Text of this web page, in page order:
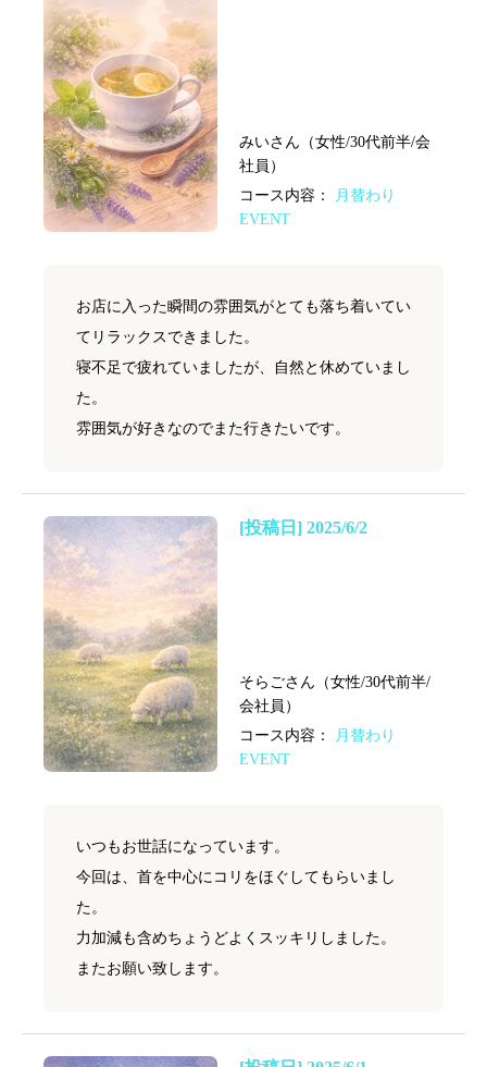
みいさん（女性/30代前半/会
社員）
コース内容：
月替わり
EVENT
お店に入った瞬間の雰囲気がとても落ち着いてい
てリラックスできました。
寝不足で疲れていましたが、自然と休めていまし
た。
雰囲気が好きなのでまた行きたいです。
[投稿日] 2025/6/2
そらごさん（女性/30代前半/
会社員）
コース内容：
月替わり
EVENT
いつもお世話になっています。
今回は、首を中心にコリをほぐしてもらいまし
た。
力加減も含めちょうどよくスッキリしました。
またお願い致します。